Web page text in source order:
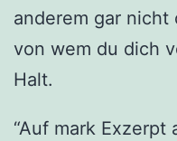
anderem gar
von wem du dich
Halt.
“Auf mark Exzerpt